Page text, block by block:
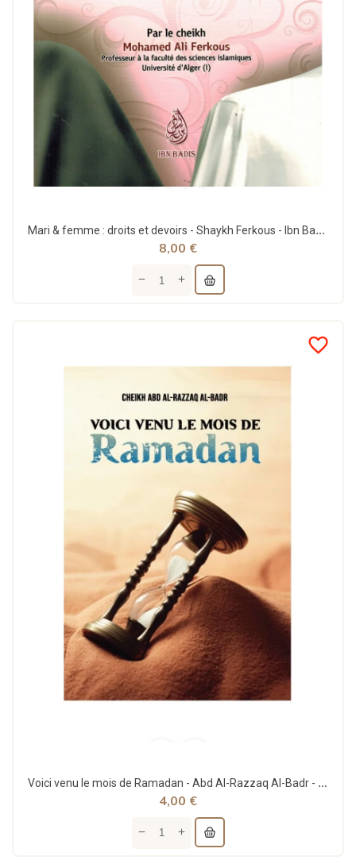
Mari & femme : droits et devoirs - Shaykh Ferkous - Ibn Badis
8,00 €
favorite_border
Voici venu le mois de Ramadan - Abd Al-Razzaq Al-Badr - ibn Badis
4,00 €